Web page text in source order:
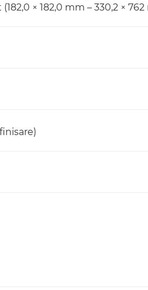
× 182,0 mm – 330,2 ×